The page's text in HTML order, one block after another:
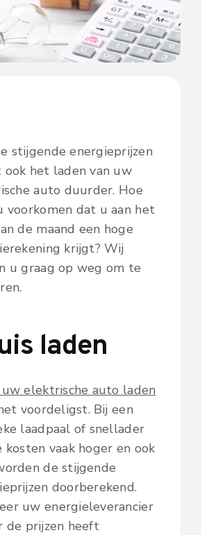
stijgende energieprijzen
het laden van uw
auto duurder. Hoe
voorkomen dat u aan het
de maand een hoge
krijgt? Wij
u graag op weg om te
laden
elektrische auto laden
voordeligst. Bij een
laadpaal of snellader
kosten vaak hoger en ook
de stijgende
doorberekend.
uw energieleverancier
de prijzen heeft